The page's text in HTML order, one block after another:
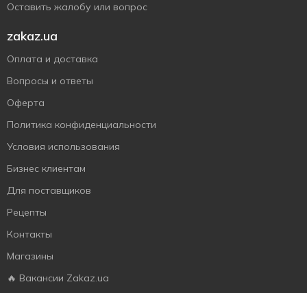
Оставить жалобу или вопрос
zakaz.ua
Оплата и доставка
Вопросы и ответы
Оферта
Политика конфиденциальности
Условия использования
Бизнес клиентам
Для поставщиков
Рецепты
Контакты
Магазины
🔥 Вакансии Zakaz.ua